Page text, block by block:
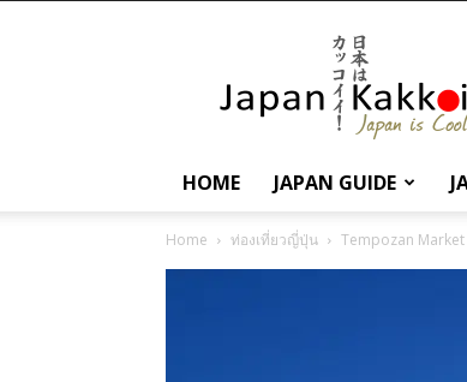
เกี่ยว
กับ
ญี่ปุ่น
และ
การ
เที่ยว
ญี่ปุ่น
HOME JAPAN GUIDE
Home ท่องเที่ยวญี่ปุ่น Tempozan